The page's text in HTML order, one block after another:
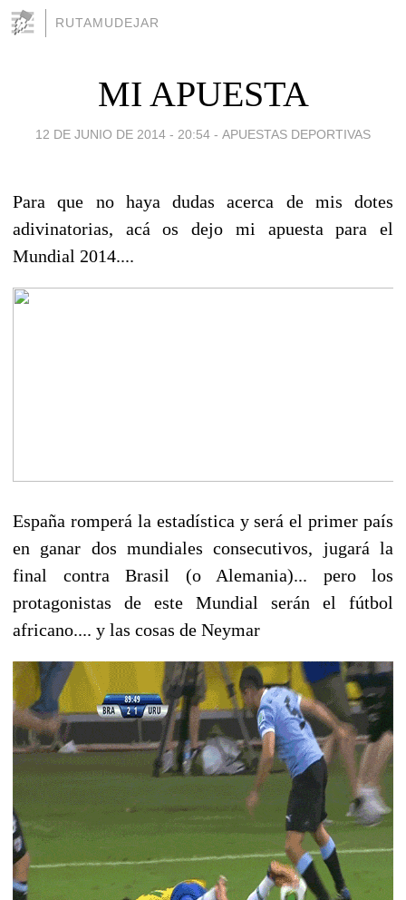
RUTAMUDEJAR
MI APUESTA
12 DE JUNIO DE 2014 - 20:54 - APUESTAS DEPORTIVAS
Para que no haya dudas acerca de mis dotes
adivinatorias, acá os dejo mi apuesta para el
Mundial 2014....
España romperá la estadística y será el primer país
en ganar dos mundiales consecutivos, jugará la
final contra Brasil (o Alemania)... pero los
protagonistas de este Mundial serán el fútbol
africano.... y las cosas de Neymar